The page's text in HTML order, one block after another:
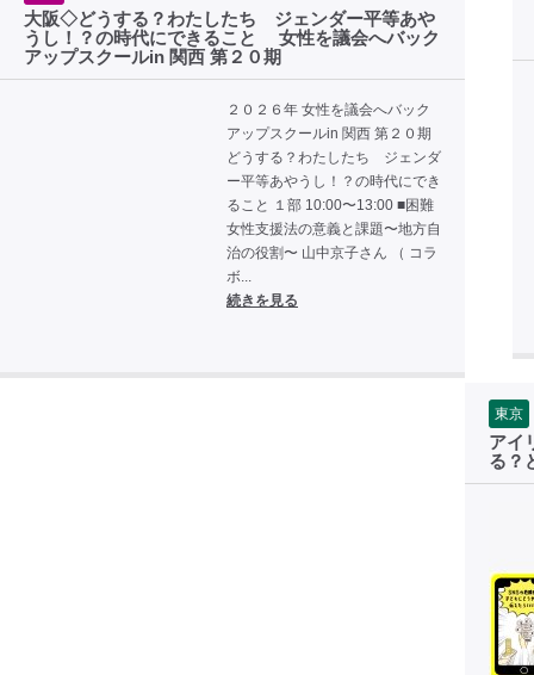
大阪◇どうする？わたしたち ジェンダー平等あや
うし！？の時代にできること 女性を議会へバック
アップスクールin 関西 第２０期
２０２６年 女性を議会へバック
アップスクールin 関西 第２０期
どうする？わたしたち ジェンダ
ー平等あやうし！？の時代にでき
ること １部 10:00〜13:00 ■困難
女性支援法の意義と課題〜地方自
治の役割〜 山中京子さん （ コラ
ボ...
続きを見る
東京
アイ
る？